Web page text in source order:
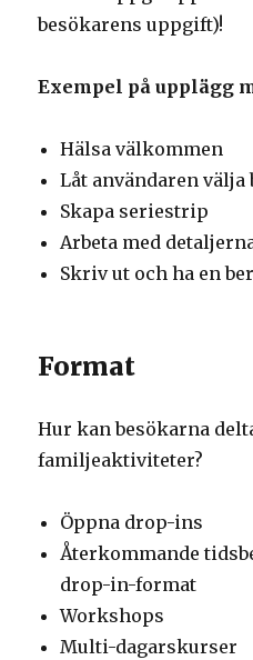
besökarens uppgift)!
Exempel på upplägg
Hälsa välkommen
Låt användaren välja
Skapa seriestrip
Arbeta med
Skriv ut och ha en
Format
Hur kan besökarna
familjeaktiviteter?
Öppna drop-ins
Återkommande
drop-in-format
Workshops
Multi-dagarskurser